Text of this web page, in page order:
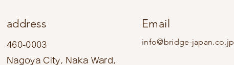
address
460-0003
Nagoya City, Naka Ward,
Email
info@bridge-japan.co.jp